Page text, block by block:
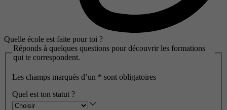
Quelle école est faite pour toi ?
Réponds à quelques questions pour découvrir les formations
qui te correspondent.
Les champs marqués d’un * sont obligatoires
Quel est ton statut ?